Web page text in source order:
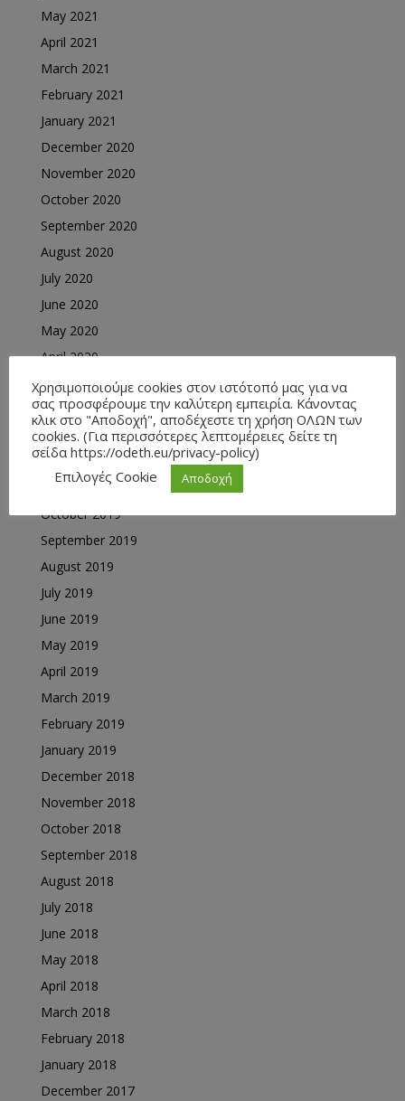
May 2021
April 2021
March 2021
February 2021
January 2021
December 2020
November 2020
October 2020
September 2020
August 2020
July 2020
June 2020
May 2020
April 2020
March 2020
February 2020
January 2020
December 2019
November 2019
October 2019
September 2019
August 2019
July 2019
June 2019
May 2019
April 2019
March 2019
February 2019
January 2019
December 2018
November 2018
October 2018
September 2018
August 2018
July 2018
June 2018
May 2018
April 2018
March 2018
February 2018
January 2018
December 2017
Χρησιμοποιούμε cookies στον ιστότοπό μας για να
σας προσφέρουμε την καλύτερη εμπειρία. Κάνοντας
κλικ στο "Αποδοχή", αποδέχεστε τη χρήση ΟΛΩΝ των
cookies. (Για περισσότερες λεπτομέρειες δείτε τη
σείδα https://odeth.eu/privacy-policy)
Επιλογές Cookie
Αποδοχή